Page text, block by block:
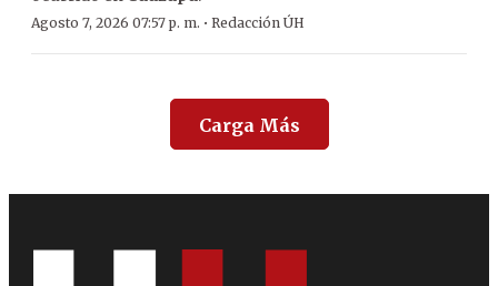
Agosto 7, 2026 07:57 p. m. · Redacción ÚH
Carga Más